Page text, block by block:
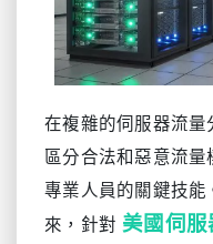
在複雜的伺服器流量
區分合法和惡意流
專業人員的關鍵技能
來，針對 美國伺服